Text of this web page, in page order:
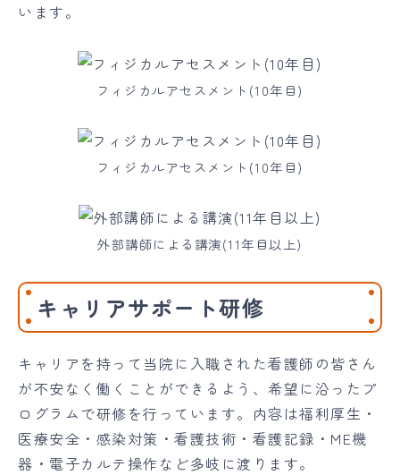
います。
フィジカルアセスメント(10年目)
フィジカルアセスメント(10年目)
外部講師による講演(11年目以上)
キャリアサポート研修
キャリアを持って当院に入職された看護師の皆さん
が不安なく働くことができるよう、希望に沿ったプ
ログラムで研修を行っています。内容は福利厚生・
医療安全・感染対策・看護技術・看護記録・ME機
器・電子カルテ操作など多岐に渡ります。